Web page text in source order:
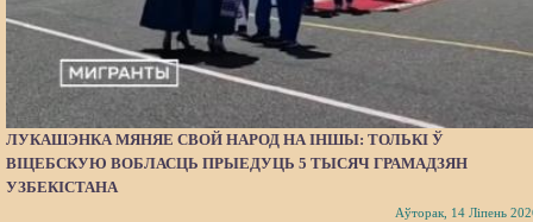
ЛУКАШЭНКА МЯНЯЕ СВОЙ НАРОД НА ІНШЫ: ТОЛЬКІ Ў
ВІЦЕБСКУЮ ВОБЛАСЦЬ ПРЫЕДУЦЬ 5 ТЫСЯЧ ГРАМАДЗЯН
УЗБЕКІСТАНА
Аўторак, 14 Ліпень